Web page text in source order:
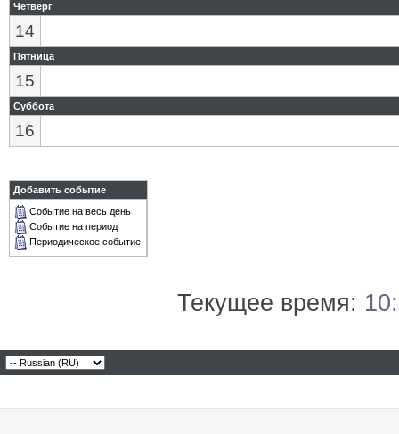
Четверг
14
Пятница
15
Суббота
16
Добавить событие
Событие на весь день
Событие на период
Периодическое событие
Текущее время: